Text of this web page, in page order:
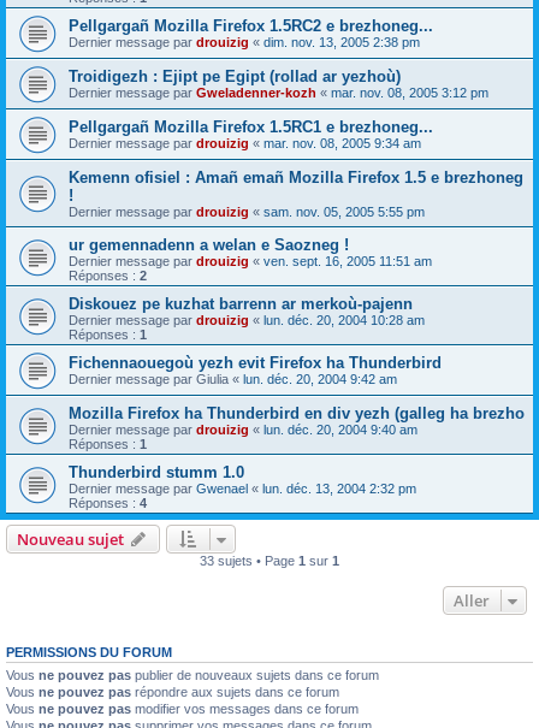
Pellgargañ Mozilla Firefox 1.5RC2 e brezhoneg...
Dernier message par drouizig « dim. nov. 13, 2005 2:38 pm
Troidigezh : Ejipt pe Egipt (rollad ar yezhoù)
Dernier message par Gweladenner-kozh « mar. nov. 08, 2005 3:12 pm
Pellgargañ Mozilla Firefox 1.5RC1 e brezhoneg...
Dernier message par drouizig « mar. nov. 08, 2005 9:34 am
Kemenn ofisiel : Amañ emañ Mozilla Firefox 1.5 e brezhoneg
!
Dernier message par drouizig « sam. nov. 05, 2005 5:55 pm
ur gemennadenn a welan e Saozneg !
Dernier message par drouizig « ven. sept. 16, 2005 11:51 am
Réponses : 2
Diskouez pe kuzhat barrenn ar merkoù-pajenn
Dernier message par drouizig « lun. déc. 20, 2004 10:28 am
Réponses : 1
Fichennaouegoù yezh evit Firefox ha Thunderbird
Dernier message par Giulia « lun. déc. 20, 2004 9:42 am
Mozilla Firefox ha Thunderbird en div yezh (galleg ha brezho
Dernier message par drouizig « lun. déc. 20, 2004 9:40 am
Réponses : 1
Thunderbird stumm 1.0
Dernier message par Gwenael « lun. déc. 13, 2004 2:32 pm
Réponses : 4
Nouveau sujet
33 sujets • Page 1 sur 1
Aller
PERMISSIONS DU FORUM
Vous ne pouvez pas publier de nouveaux sujets dans ce forum
Vous ne pouvez pas répondre aux sujets dans ce forum
Vous ne pouvez pas modifier vos messages dans ce forum